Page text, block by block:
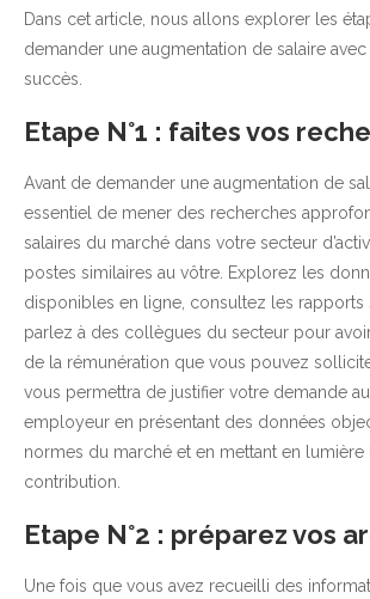
Dans cet article, nous allons explorer les
demander une augmentation de salaire
succès.
Etape N°1 : faites vos
Avant de demander une augmentation de
essentiel de mener des recherches
salaires du marché dans votre secteur
postes similaires au vôtre. Explorez les
disponibles en ligne, consultez les rapports
parlez à des collègues du secteur pour
de la rémunération que vous pouvez
vous permettra de justifier votre demande
employeur en présentant des données
normes du marché et en mettant en lumière
contribution.
Etape N°2 : préparez vos
Une fois que vous avez recueilli des